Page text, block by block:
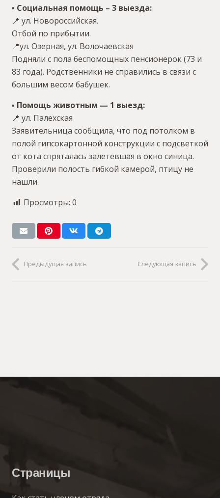
▪️ Социальная помощь – 3 выезда:
📍 ул. Новороссийская.
Отбой по прибытии.
📍ул. Озерная, ул. Волочаевская
Подняли с пола беспомощных пенсионерок (73 и
83 года). Родственники не справились в связи с
большим весом бабушек.
▪️ Помощь животным — 1 выезд:
📍 ул. Палехская
Заявительница сообщила, что под потолком в
полой гипсокартонной конструкции с подсветкой
от кота спряталась залетевшая в окно синица.
Проверили полость гибкой камерой, птицу не
нашли.
Просмотры: 0
Предыдущая запись Следующая запись
Страницы